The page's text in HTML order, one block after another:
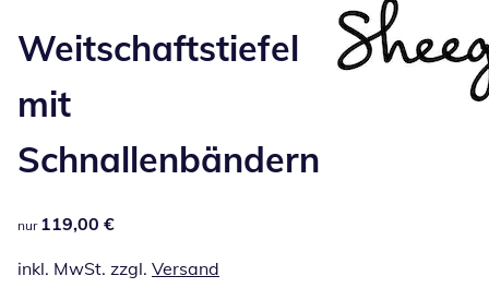
Weitschaftstiefel
mit
Schnallenbändern
119,00 €
nur 119,00 €
inkl. MwSt. zzgl. Versand